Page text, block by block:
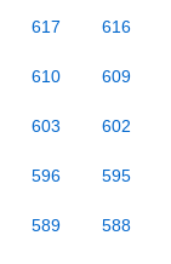
617 616
610 609
603 602
596 595
589 588